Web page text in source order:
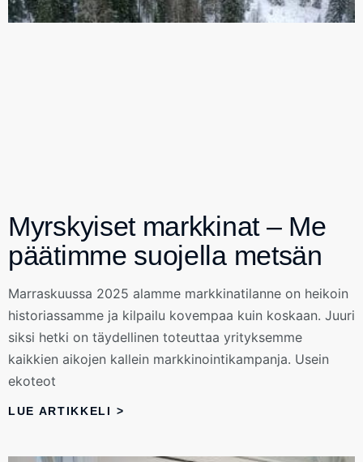
Myrskyiset markkinat – Me
päätimme suojella metsän
Marraskuussa 2025 alamme markkinatilanne on heikoin
historiassamme ja kilpailu kovempaa kuin koskaan. Juuri
siksi hetki on täydellinen toteuttaa yrityksemme
kaikkien aikojen kallein markkinointikampanja. Usein
ekoteot
LUE ARTIKKELI >